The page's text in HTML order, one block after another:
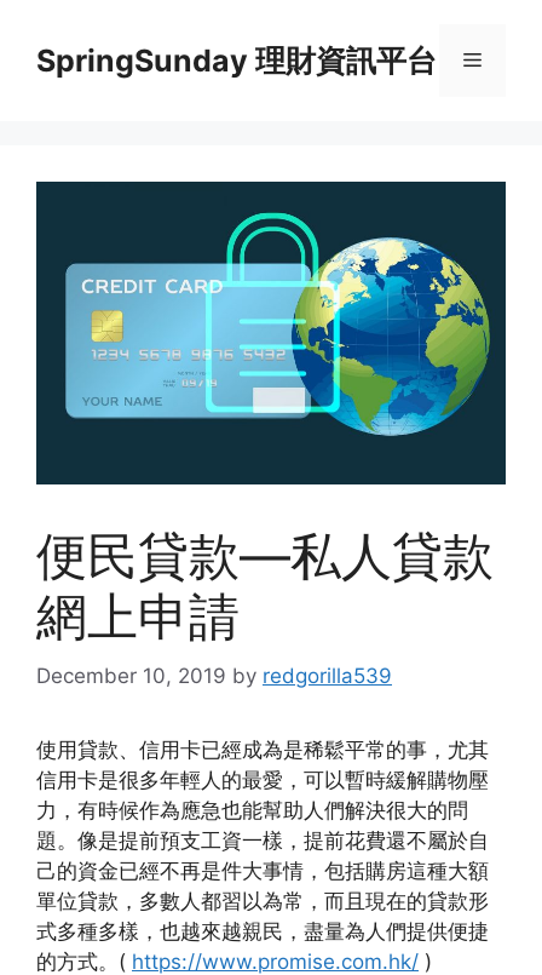
contentSpringSunday 理財資訊平台 Menu
便民貸款—私人貸款
網上申請
December 10, 2019 by redgorilla539
使用貸款、信用卡已經成為是稀鬆平常的事，尤其
信用卡是很多年輕人的最愛，可以暫時緩解購物壓
力，有時候作為應急也能幫助人們解決很大的問
題。像是提前預支工資一樣，提前花費還不屬於自
己的資金已經不再是件大事情，包括購房這種大額
單位貸款，多數人都習以為常，而且現在的貸款形
式多種多樣，也越來越親民，盡量為人們提供便捷
的方式。( https://www.promise.com.hk/ )